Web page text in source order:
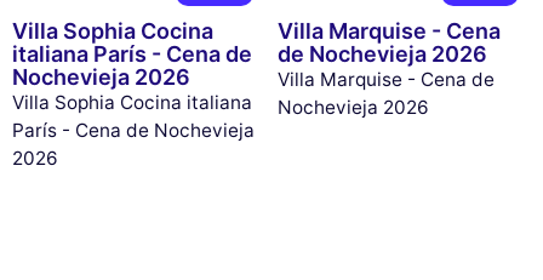
Villa Sophia Cocina
italiana París - Cena de
Nochevieja 2026
Villa Sophia Cocina italiana
París - Cena de Nochevieja
2026
Villa Marquise - Cena
de Nochevieja 2026
Villa Marquise - Cena de
Nochevieja 2026